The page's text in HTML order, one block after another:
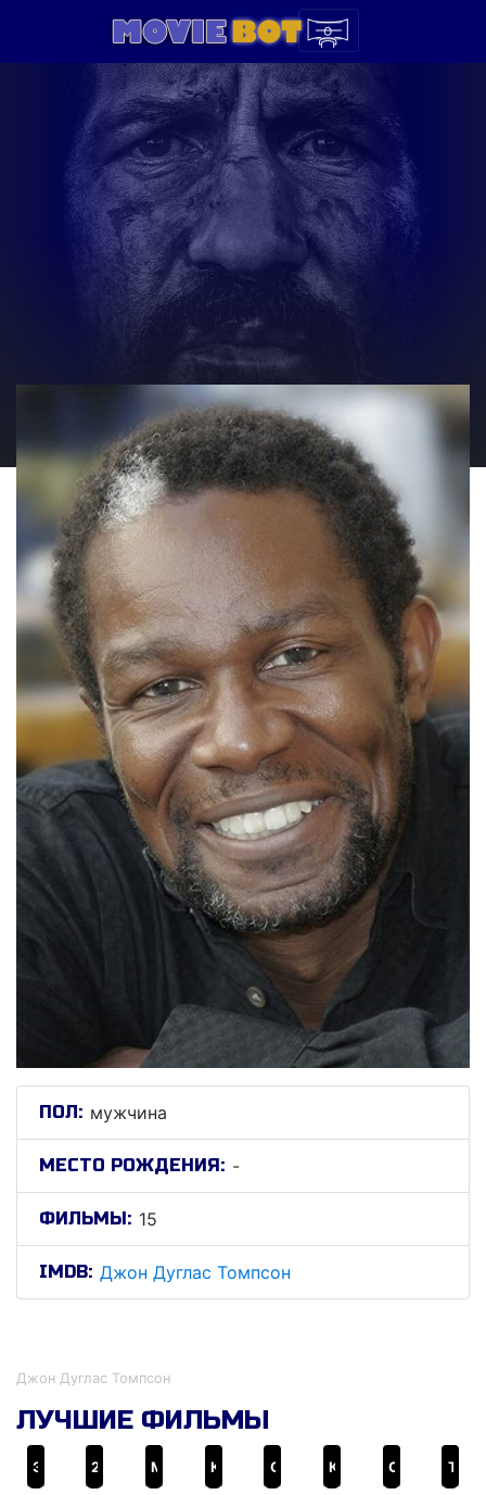
ПОЛ: мужчина
МЕСТО РОЖДЕНИЯ: -
ФИЛЬМЫ: 15
IMDB: Джон Дуглас Томпсон
Джон Дуглас Томпсон
ЛУЧШИЕ ФИЛЬМЫ